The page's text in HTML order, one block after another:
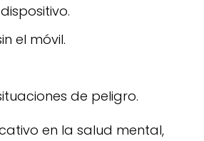
el móvil.
de peligro.
en la salud mental,